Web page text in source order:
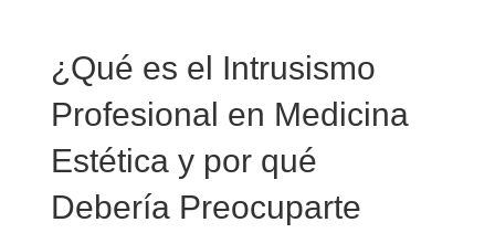
¿Qué es el Intrusismo
Profesional en Medicina
Estética y por qué
Debería Preocuparte